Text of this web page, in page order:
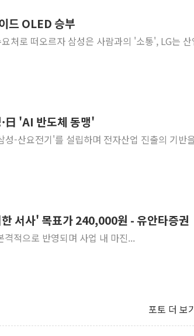
드 OLED 승부
처로 떠오르자 삼성은 사람과의 '소통', LG는 산
日 'AI 반도체 동맹'
성-산요전기'를 설립하며 전자산업 진출의 기반
서사' 목표가 240,000원 - 유안타증권
적으로 반영되며 사업 내 마진...
포토 더 보